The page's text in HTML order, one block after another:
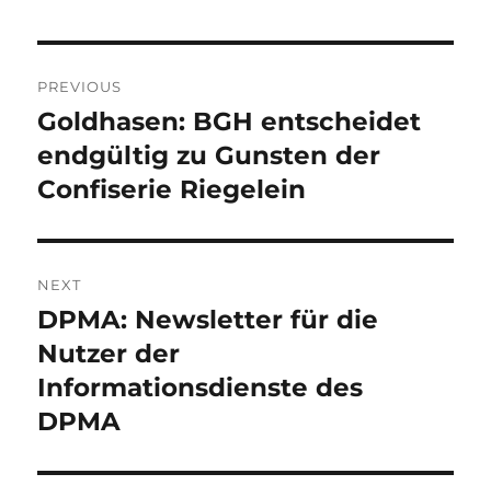
navigation
PREVIOUS
Previous
post:
Goldhasen: BGH entscheidet
endgültig zu Gunsten der
Confiserie Riegelein
NEXT
Next
post:
DPMA: Newsletter für die
Nutzer der
Informationsdienste des
DPMA